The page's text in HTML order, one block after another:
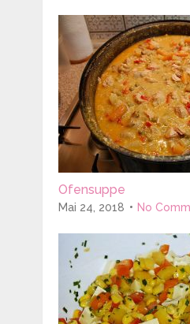
Ofensuppe
Mai 24, 2018 No